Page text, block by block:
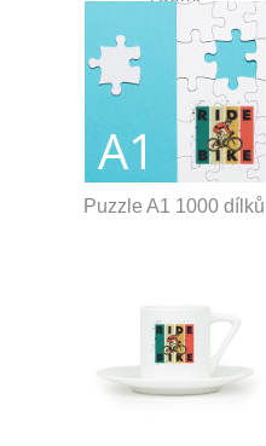
Puzzle A1 1000 dílků